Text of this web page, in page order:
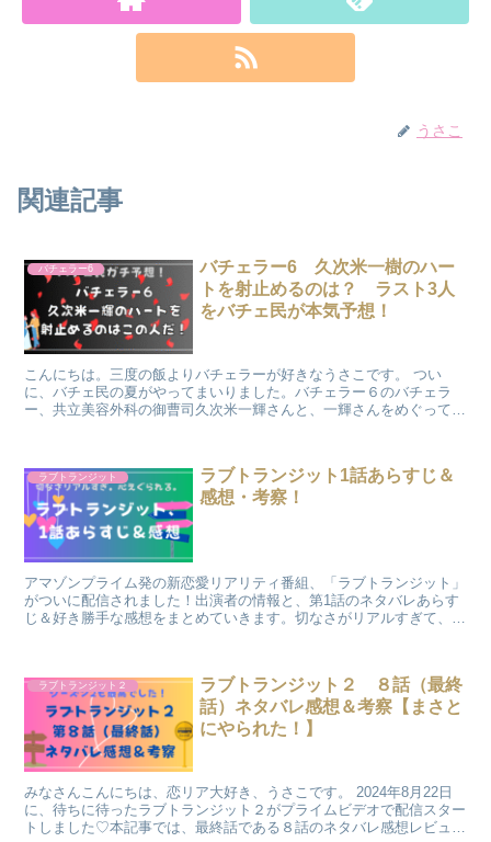
うさこ
関連記事
バチェラー6
バチェラー6 久次米一樹のハー
トを射止めるのは？ ラスト3人
をバチェ民が本気予想！
こんにちは。三度の飯よりバチェラーが好きなうさこです。 つい
に、バチェ民の夏がやってまいりました。バチェラー６のバチェラ
ー、共立美容外科の御曹司久次米一輝さんと、一輝さんをめぐって戦
ラブトランジット
ラブトランジット1話あらすじ＆
感想・考察！
アマゾンプライム発の新恋愛リアリティ番組、「ラブトランジット」
がついに配信されました！出演者の情報と、第1話のネタバレあらす
じ＆好き勝手な感想をまとめていきます。切なさがリアルすぎて、胸
ラブトランジット２
ラブトランジット２ ８話（最終
話）ネタバレ感想＆考察【まさと
にやられた！】
みなさんこんにちは、恋リア大好き、うさこです。 2024年8月22日
に、待ちに待ったラブトランジット２がプライムビデオで配信スター
トしました♡本記事では、最終話である８話のネタバレ感想レビュー